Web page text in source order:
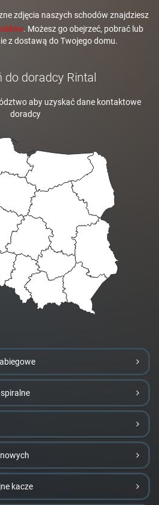
zdjęcia naszych schodów znajdziesz
. Możesz go obejrzeć, pobrać lub
z dostawą do Twojego domu.
do doradcy Rintal
aby uzyskać dane kontaktowe
doradcy
kacze